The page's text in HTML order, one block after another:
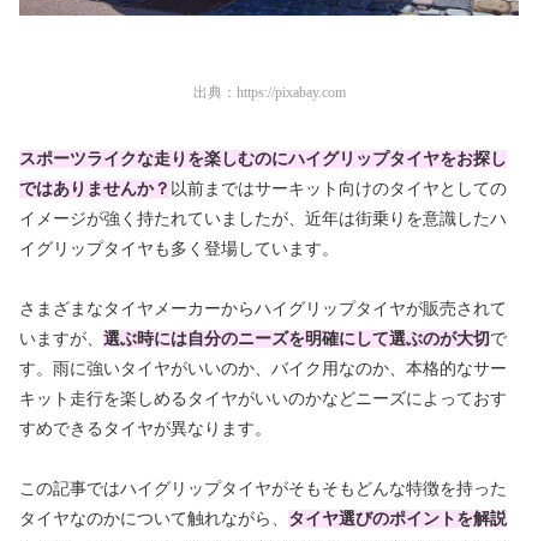
出典： https://pixabay.com
スポーツライクな走りを楽しむのにハイグリップタイヤをお探し
ではありませんか？ 以前まではサーキット向けのタイヤとしての
イメージが強く持たれていましたが、近年は街乗りを意識したハ
イグリップタイヤも多く登場しています。
さまざまなタイヤメーカーからハイグリップタイヤが販売されて
いますが、 選ぶ時には自分のニーズを明確にして選ぶのが大切 で
す。雨に強いタイヤがいいのか、バイク用なのか、本格的なサー
キット走行を楽しめるタイヤがいいのかなどニーズによっておす
すめできるタイヤが異なります。
この記事ではハイグリップタイヤがそもそもどんな特徴を持った
タイヤなのかについて触れながら、 タイヤ選びのポイントを解説